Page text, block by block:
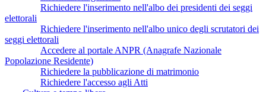
Richiedere l'inserimento nell'albo dei presidenti dei seggi
elettorali
Richiedere l'inserimento nell'albo unico degli scrutatori dei
seggi elettorali
Accedere al portale ANPR (Anagrafe Nazionale
Popolazione Residente)
Richiedere la pubblicazione di matrimonio
Richiedere l'accesso agli Atti